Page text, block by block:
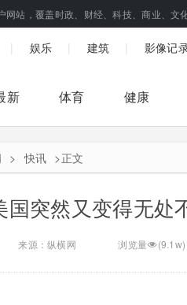
站，覆盖时政、财经、科技、商业、文
娱乐 建筑 影像记
新 体育 健康
> 快讯 >正文
国突然又变得无处
来源：纵横网 浏览量 (9.1w)